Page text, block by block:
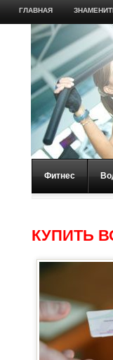
ГЛАВНАЯ
Фитнес
КУПИТЬ